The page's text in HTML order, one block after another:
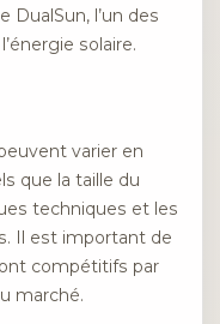
DualSun, l’un des
solaire.
varier en
que la taille du
techniques et les
Il est important de
compétitifs par
marché.